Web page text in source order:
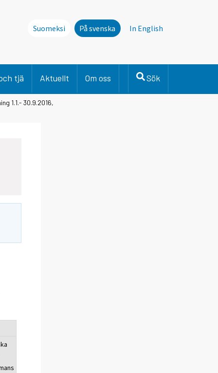
Suomeksi På svenska In English
tjä Aktuellt Om oss Sök
1.1.- 30.9.2016,